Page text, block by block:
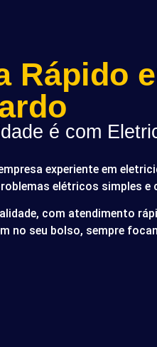
Rápido
é com
experiente em
elétricos simples e
com atendimento
no seu bolso, sempre